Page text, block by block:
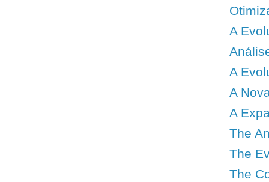
A
A
A
A
The
The
The